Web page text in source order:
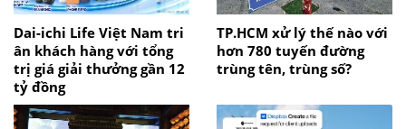
Dai-ichi Life Việt Nam tri
ân khách hàng với tổng
trị giá giải thưởng gần 12
tỷ đồng
TP.HCM xử lý thế nào với
hơn 780 tuyến đường
trùng tên, trùng số?